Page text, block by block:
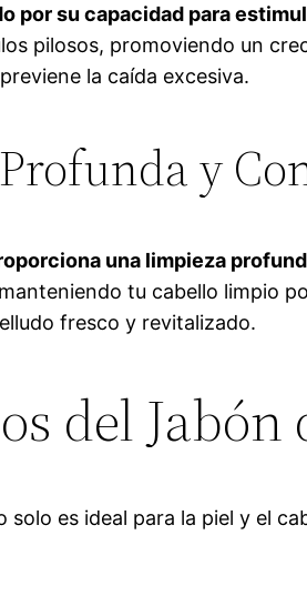
por su capacidad para
pilosos, promoviendo un
la caída excesiva.
y
una limpieza
tu cabello limpio
fresco y revitalizado.
del Jabón
solo es ideal para la piel y el